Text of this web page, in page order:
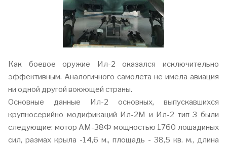
Как боевое оружие Ил-2 оказался исключительно
эффективным. Аналогичного самолета не имела авиация
ни одной другой воюющей страны.
Основные данные Ил-2 основных, выпускавшихся
крупносерийно модификаций Ил-2М и Ил-2 тип 3 были
следующие: мотор АМ-38Ф мощностью 1760 лошадиных
сил, размах крыла -14,6 м., площадь - 38,5 кв. м., длина